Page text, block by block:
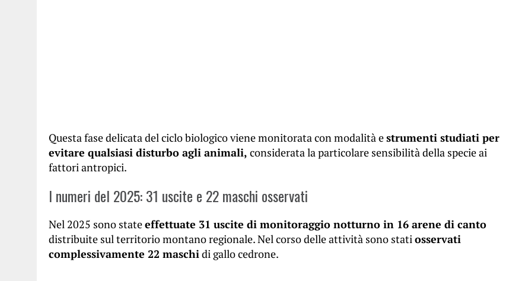
Questa fase delicata del ciclo biologico viene monitorata con modalità estrumenti studiati per
evitare qualsiasi disturbo agli animali, considerata la particolare sensibilità della specie ai
fattori antropici.
I numeri del 2025: 31 uscite e 22 maschi osservati
Nel 2025 sono stateeffettuate 31 uscite di monitoraggio notturno in 16 arene di canto
distribuite sul territorio montano regionale. Nel corso delle attività sono statiosservati
complessivamente 22 maschidi gallo cedrone.